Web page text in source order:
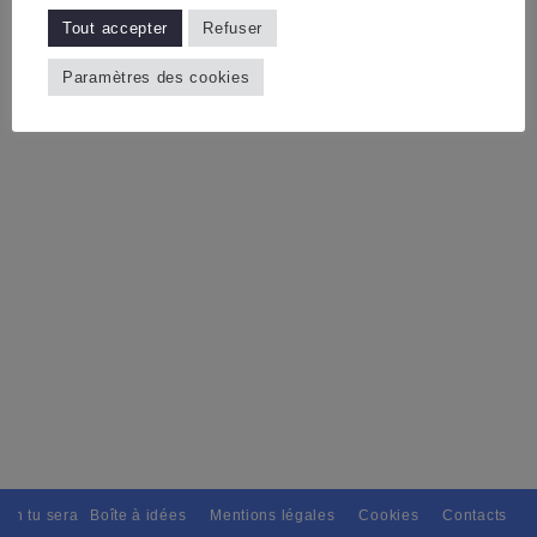
tu seras, Pour tous avec discernement. // L'amitié tu
Boîte à idées Mentions légales Cookies Contacts
Tout accepter Refuser
Paramètres des cookies